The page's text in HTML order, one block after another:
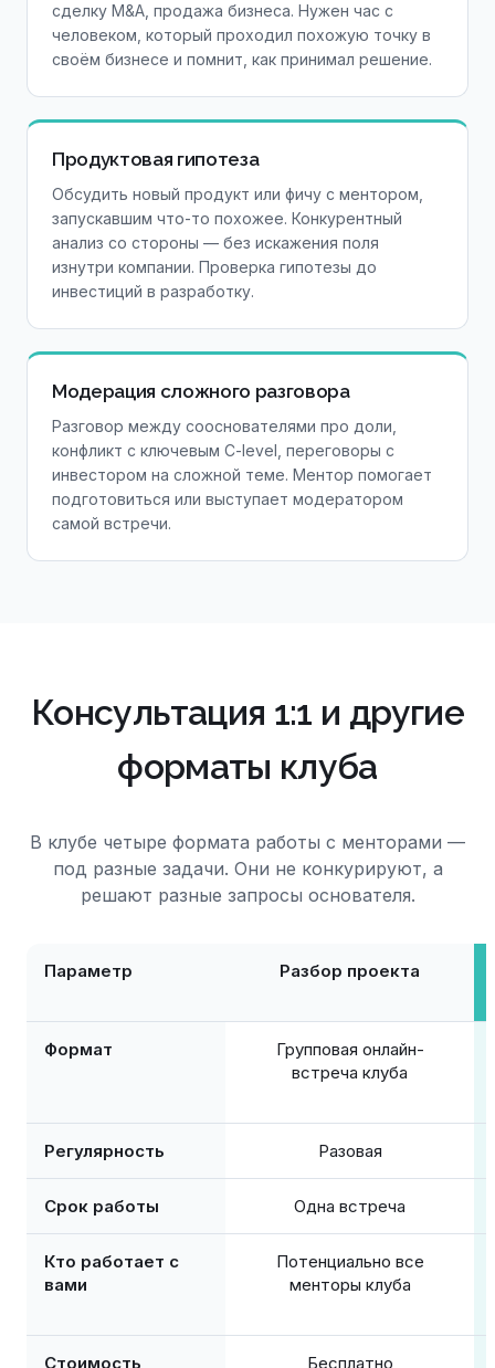
сделку M&A, продажа бизнеса. Нужен час с
человеком, который проходил похожую точку в
своём бизнесе и помнит, как принимал решение.
Продуктовая гипотеза
Обсудить новый продукт или фичу с ментором,
запускавшим что-то похожее. Конкурентный
анализ со стороны — без искажения поля
изнутри компании. Проверка гипотезы до
инвестиций в разработку.
Модерация сложного разговора
Разговор между сооснователями про доли,
конфликт с ключевым C-level, переговоры с
инвестором на сложной теме. Ментор помогает
подготовиться или выступает модератором
самой встречи.
Консультация 1:1 и другие
форматы клуба
В клубе четыре формата работы с менторами —
под разные задачи. Они не конкурируют, а
решают разные запросы основателя.
Параметр Разбор проекта
Формат
Групповая онлайн-
встреча клуба
Регулярность Разовая
Срок работы Одна встреча
Кто работает с
вами
Потенциально все
менторы клуба
Стоимость Бесплатно